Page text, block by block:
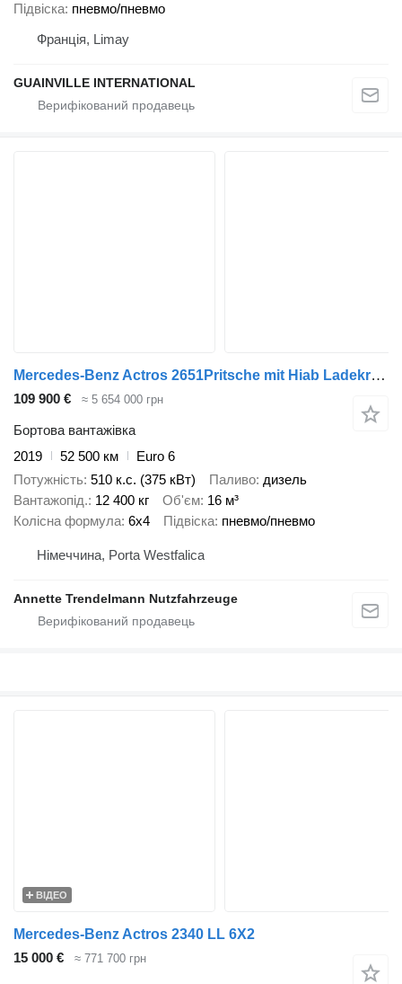
Підвіска пневмо/пневмо
Франція, Limay
GUAINVILLE INTERNATIONAL
Mercedes-Benz Actros 2651Pritsche mit Hiab Ladekran Baustoffwagen 6x4 Retarder
109 900 € ≈ 5 654 000 грн
Бортова вантажівка
2019
52 500 км
Euro 6
Потужність 510 к.с. (375 кВт) Паливо дизель
Вантажопід. 12 400 кг Об'єм 16 м³
Колісна формула 6x4 Підвіска пневмо/пневмо
Німеччина, Porta Westfalica
Annette Trendelmann Nutzfahrzeuge
ВІДЕО
Mercedes-Benz Actros 2340 LL 6X2
15 000 €
≈ 771 700 грн